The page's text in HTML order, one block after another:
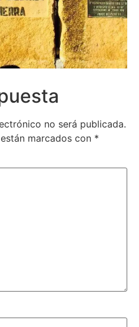
no será publicada.
marcados con *